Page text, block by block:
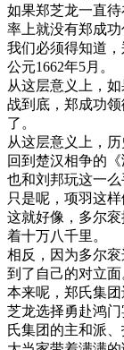
如果郑芝龙一直
率上就没有郑成功
我们必须得知道
公元1662年5月。
从这层意义上，
战到底，郑成功
了。
从这层意义上，
回到楚汉相争的
也和刘邦玩这一么
只是呢，项羽这
这就好像，多尔
着十万八千里。
相反，因为多尔
到了自己的对立面
本来呢，郑氏集
芝龙选择勇赴鸿
氏集团的主和派